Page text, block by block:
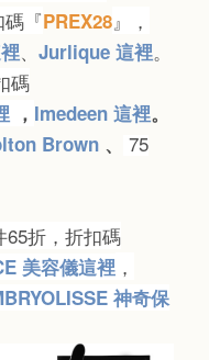
『PREX28』，
、 Jurlique 這裡。
碼
， Imedeen 這裡。
Brown 、
75
65折，折扣碼
美容儀這裡 ，
神奇保